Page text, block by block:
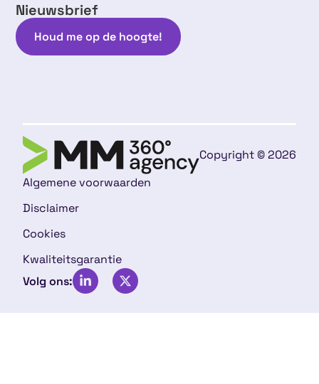
Nieuwsbrief
Houd me op de hoogte!
Copyright © 2026
Algemene voorwaarden
Disclaimer
Cookies
Kwaliteitsgarantie
Volg ons: